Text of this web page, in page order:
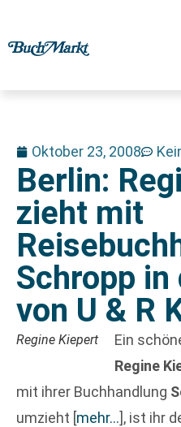
Oktober 23, 2008
Berlin:
zieht mit
Schropp in
von U & R
Regine Kiepert
Ein
Regine
mit ihrer Buchhandlung
umzieht [mehr…], ist ihr